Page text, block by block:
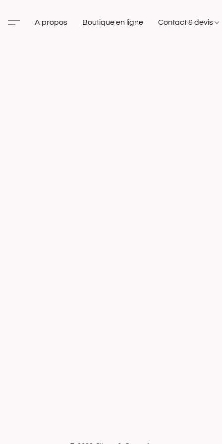
A propos Boutique en ligne Contact & devis